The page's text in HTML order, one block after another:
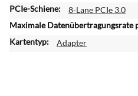
a
i
o
8‑Lane PCIe 3.0
Adapter